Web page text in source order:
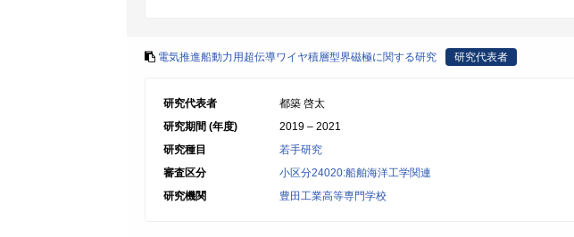
電気推進船動力用超伝導ワイヤ積層型界磁極に関する研究 研究代表者
研究代表者
都築 啓太
研究期間 (年度)
2019 – 2021
研究種目
若手研究
審査区分
小区分24020:船舶海洋工学関連
研究機関
豊田工業高等専門学校